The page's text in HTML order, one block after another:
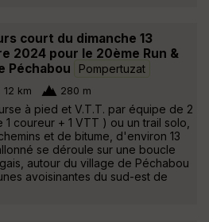
court du dimanche 13
2024 pour le 20ème Run &
Péchabou
Pompertuzat
12 km 280 m
à pied et V.T.T. par équipe de 2
1 coureur + 1 VTT ) ou un trail solo,
et de bitume, d'environ 13
se déroule sur une boucle
autour du village de Péchabou
avoisinantes du sud-est de